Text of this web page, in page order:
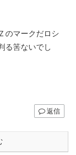
のマークだロシ
る筈ないでし
返信